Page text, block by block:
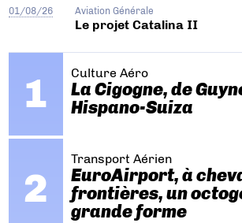
01/08/26 Aviation Générale
Le projet Catalina II
Culture Aéro
La Cigogne, de
Hispano-Suiza
Transport Aérien
EuroAirport, à
frontières, un
grande forme